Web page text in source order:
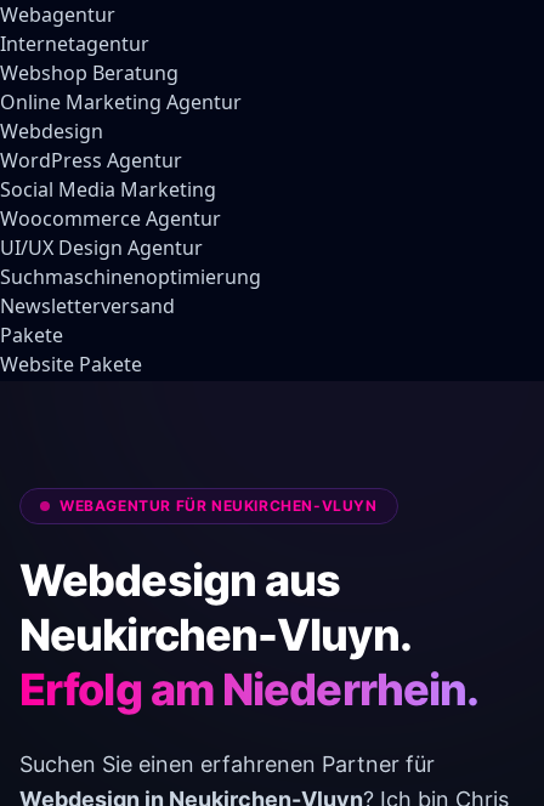
Webagentur
Internetagentur
Webshop Beratung
Online Marketing Agentur
Webdesign
WordPress Agentur
Social Media Marketing
Woocommerce Agentur
UI/UX Design Agentur
Suchmaschinenoptimierung
Newsletterversand
Pakete
Website Pakete
WEBAGENTUR FÜR NEUKIRCHEN-VLUYN
Webdesign aus
Neukirchen-Vluyn.
Erfolg am Niederrhein.
Suchen Sie einen erfahrenen Partner für
Webdesign in Neukirchen-Vluyn? Ich bin Chris